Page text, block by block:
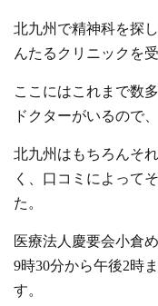
北九州で精神科を探
んたるクリニックを
ここにはこれまで数
ドクターがいるので
北九州はもちろんそ
く、口コミによって
た。
医療法人慶要会小倉
9時30分から午後2時
す。